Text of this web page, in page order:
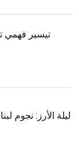
تيسير فهمي
ليلة الأرز: نجوم